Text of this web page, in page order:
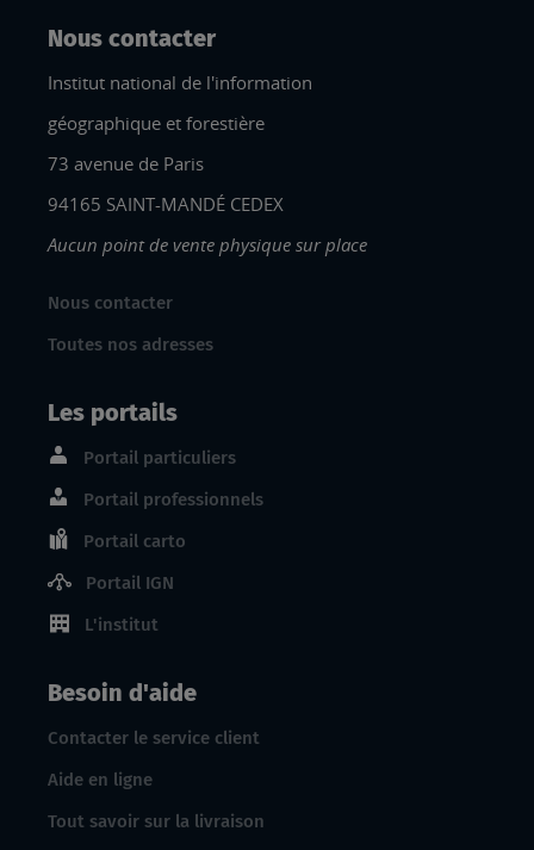
Nous contacter
Institut national de l'information
géographique et forestière
73 avenue de Paris
94165 SAINT-MANDÉ CEDEX
Aucun point de vente physique sur place
Nous contacter
Toutes nos adresses
Les portails
Portail particuliers
Portail professionnels
Portail carto
Portail IGN
L'institut
Besoin d'aide
Contacter le service client
Aide en ligne
Tout savoir sur la livraison